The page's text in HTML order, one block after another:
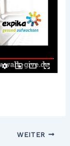
WEITER